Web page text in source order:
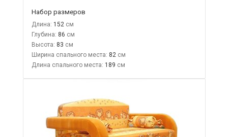
Набор размеров
Длина: 152
Глубина: 86
Высота: 83
Ширина спального места: 82
Длина спального места: 189